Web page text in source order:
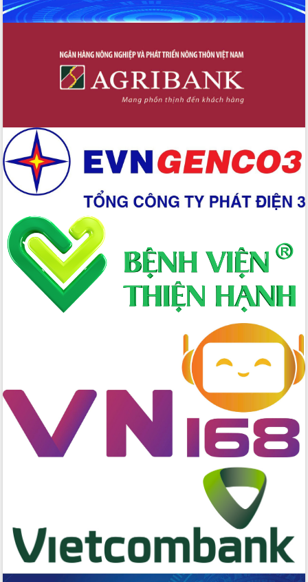
Triển khai đồng bộ đo đạc, lập hồ sơ
địa chính, hoàn thiện cơ sở dữ liệu đất
Ứng dụng sinh trắc học - Bước tiến
trong hành trình chuyển đổi số tại Đắk
Đắk Lắk nâng cao hiệu quả công tác
Đảng từ Sổ tay đảng viên điện tử
nghệ, hướng tới phát triển thủy sản
bền vững
Tập huấn nâng cao năng lực triển khai
chuyển đổi số cho cán bộ, công chức
cấp xã
Đắk Lắk phát động hưởng ứng Ngày
Quyền của người tiêu dùng Việt Nam
2026
Đẩy mạnh cải cách hành chính, quyết
tâm đạt được mục tiêu tăng trưởng
hai con số trong năm 2026
Tổ chức trang trọng Lễ hội Đền thờ
Lương Văn Chánh năm 2026
số y tế tại Đắk Lắk
Chuyển đổi số thư viện: Mở rộng
không gian tri thức trong thời đại số
Đánh giá, rút kinh nghiệm công tác tổ
chức diễn tập trước ngày bầu cử
phiếu
Đắk Lắk sẵn sàng các điều kiện cho
Ngày hội bầu cử đại biểu Quốc hội
khóa XVI và HĐND các cấp nhiệm kỳ